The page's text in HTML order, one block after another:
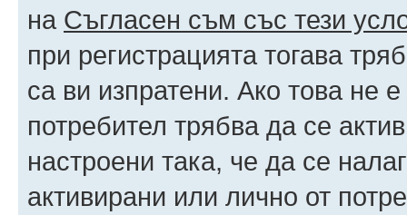
на Съгласен съм със тези
при регистрацията тогава
са ви изпратени. Ако това не
потребител трябва да се
настроени така, че да се
активирани или лично от